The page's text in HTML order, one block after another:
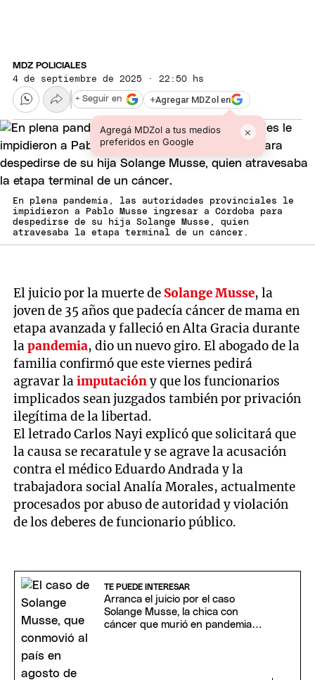
MDZ POLICIALES
4 de septiembre de 2025 · 22:50 hs
+Agregar MDZol en
Agregá MDZol a tus medios
preferidos en Google
×
+ Seguir en
En plena pandemia, las autoridades provinciales le
impidieron a Pablo Musse ingresar a Córdoba para
despedirse de su hija Solange Musse, quien
atravesaba la etapa terminal de un cáncer.
El juicio por la muerte de Solange Musse, la
joven de 35 años que padecía cáncer de mama en
etapa avanzada y falleció en Alta Gracia durante
lapandemia, dio un nuevo giro. El abogado de la
familia confirmó que este viernes pedirá
agravar laimputacióny que los funcionarios
implicados sean juzgados también por privación
ilegítima de la libertad.
El letrado Carlos Nayi explicó que solicitará que
la causa se recaratule y se agrave la acusación
contra el médico Eduardo Andrada y la
trabajadora social Analía Morales, actualmente
procesados por abuso de autoridad y violación
de los deberes de funcionario público.
TE PUEDE INTERESAR
Arranca el juicio por el caso
Solange Musse, la chica con
cáncer que murió en pandemia y